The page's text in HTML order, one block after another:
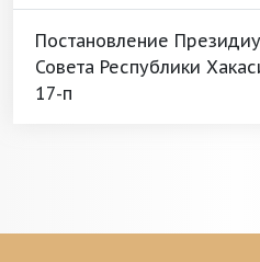
Постановление
Совета Республики
17-п